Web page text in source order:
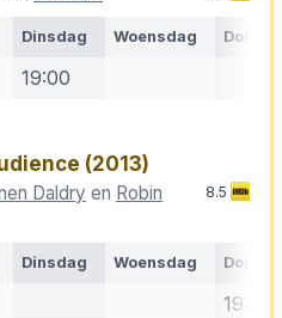
Dinsdag Woensdag
19:00
(2013)
Daldry en Robin
8.5
Dinsdag Woensdag
19:00